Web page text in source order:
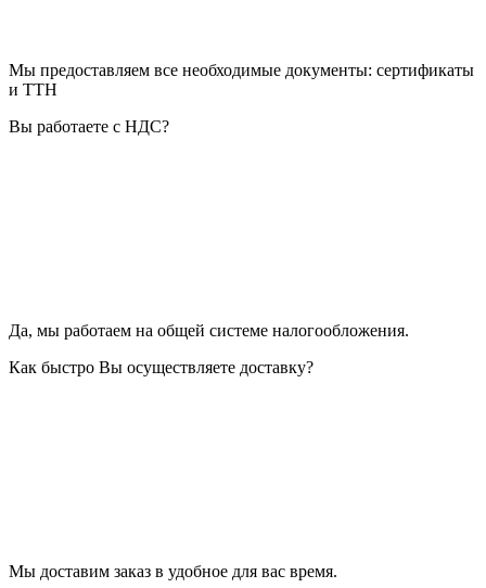
Мы предоставляем все необходимые документы: сертификаты
и ТТН
Вы работаете с НДС?
Да, мы работаем на общей системе налогообложения.
Как быстро Вы осуществляете доставку?
Мы доставим заказ в удобное для вас время.